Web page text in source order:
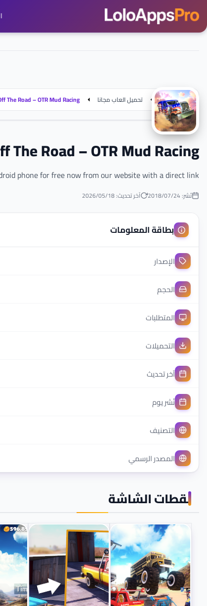
الرئيسية تحميل العاب مجانا The Road – OTR Mud Racing
The Road – OTR Mud Racing
phone for free now from our website with a direct link
نُشر: 24‏/07‏/2018 آخر تحديث: 18‏/05‏/2026
بطاقة المعلومات
الإصدار
الحجم
المتطلبات
التحميلات
آخر تحديث
نُشر يوم
التصنيف
المصدر الرسمي
لقطات الشاشة